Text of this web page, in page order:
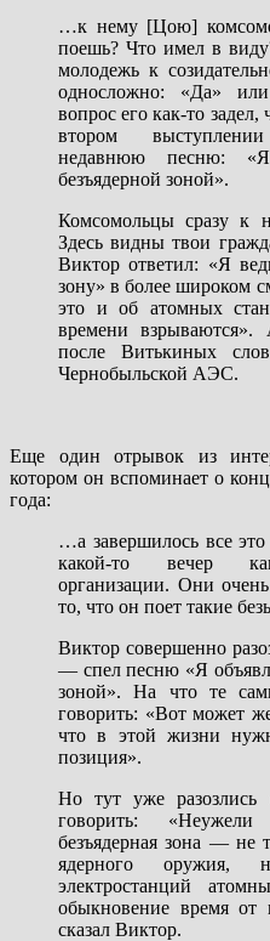
…к нему [Цою]
поешь? Что имел в
молодежь к
односложно: «Да»
вопрос его как-то
втором
недавнюю песню:
безъядерной зоной».
Комсомольцы сразу к
Здесь видны твои
Виктор ответил: «Я
зону» в более широком
это и об атомных
времени взрываются».
после Витькиных
Чернобыльской АЭС.
Еще один отрывок из
котором он вспоминает о
года:
…а завершилось все
какой-то вечер
организации. Они
то, что он поет такие
Виктор совершенно
— спел песню «Я
зоной». На что те
говорить: «Вот может
что в этой жизни
позиция».
Но тут уже
говорить:
безъядерная зона — не
ядерного
электростанций
обыкновение время от
сказал Виктор.